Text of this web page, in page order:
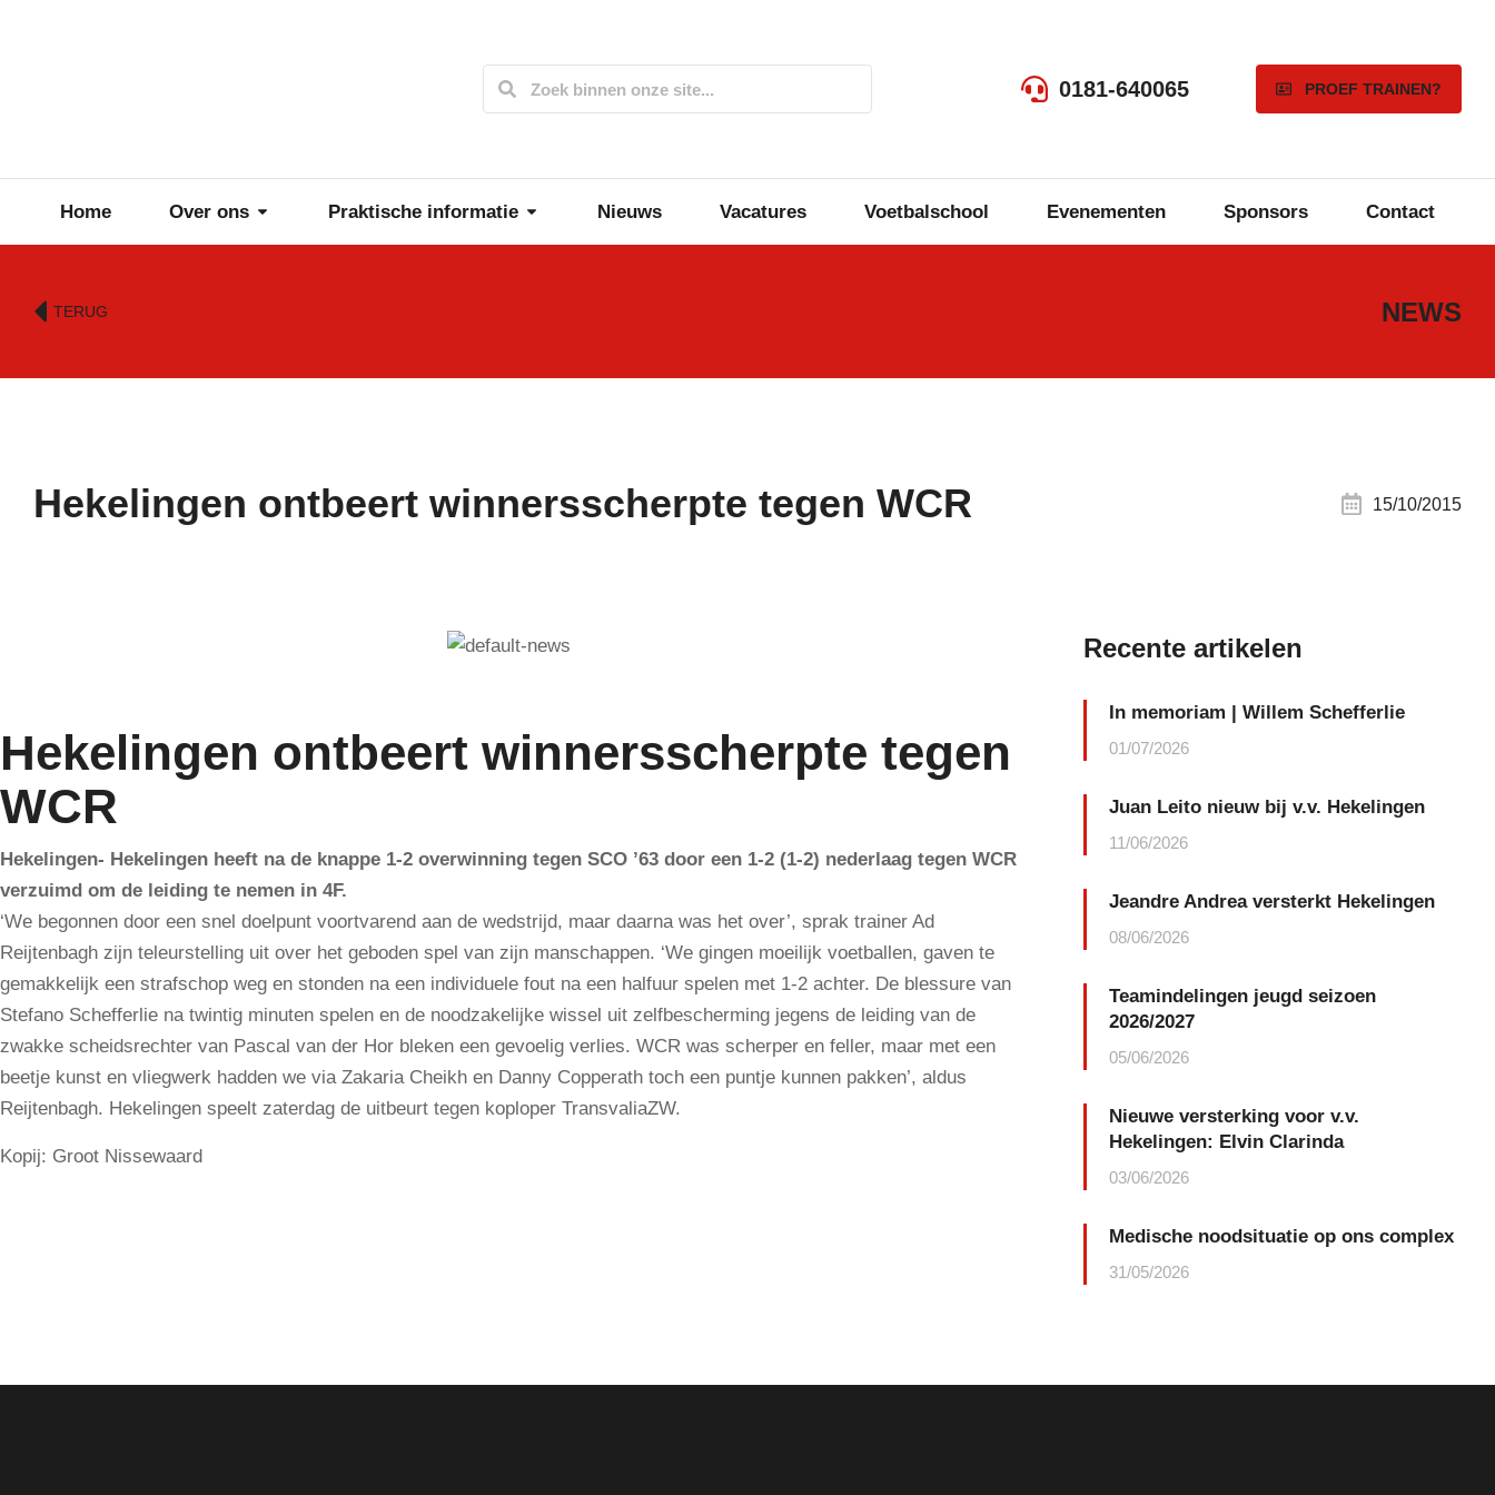
0181-640065 PROEF TRAINEN?
Home Over ons Praktische informatie Nieuws Vacatures Voetbalschool Evenementen Sponsors Contact
TERUG NEWS
Hekelingen ontbeert winnersscherpte tegen WCR 15/10/2015
Hekelingen ontbeert winnersscherpte tegen
WCR
Hekelingen- Hekelingen heeft na de knappe 1-2 overwinning tegen SCO ’63 door een 1-2 (1-2) nederlaag tegen WCR
verzuimd om de leiding te nemen in 4F.
‘We begonnen door een snel doelpunt voortvarend aan de wedstrijd, maar daarna was het over’, sprak trainer Ad
Reijtenbagh zijn teleurstelling uit over het geboden spel van zijn manschappen. ‘We gingen moeilijk voetballen, gaven te
gemakkelijk een strafschop weg en stonden na een individuele fout na een halfuur spelen met 1-2 achter. De blessure van
Stefano Schefferlie na twintig minuten spelen en de noodzakelijke wissel uit zelfbescherming jegens de leiding van de
zwakke scheidsrechter van Pascal van der Hor bleken een gevoelig verlies. WCR was scherper en feller, maar met een
beetje kunst en vliegwerk hadden we via Zakaria Cheikh en Danny Copperath toch een puntje kunnen pakken’, aldus
Reijtenbagh. Hekelingen speelt zaterdag de uitbeurt tegen koploper TransvaliaZW.
Kopij: Groot Nissewaard
Recente artikelen
In memoriam | Willem Schefferlie
01/07/2026
Juan Leito nieuw bij v.v. Hekelingen
11/06/2026
Jeandre Andrea versterkt Hekelingen
08/06/2026
Teamindelingen jeugd seizoen
2026/2027
05/06/2026
Nieuwe versterking voor v.v.
Hekelingen: Elvin Clarinda
03/06/2026
Medische noodsituatie op ons complex
31/05/2026